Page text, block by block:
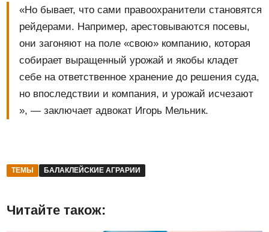
«Но бывает, что сами правоохранители становятся
рейдерами. Например, арестовываются посевы,
они загоняют на поле «свою» компанию, которая
собирает выращенный урожай и якобы кладет
себе на ответственное хранение до решения суда,
но впоследствии и компания, и урожай исчезают
», — заключает адвокат Игорь Мельник.
ТЕМЫ БАЛАКЛЕЙСКИЕ АГРАРИИ
Читайте також: